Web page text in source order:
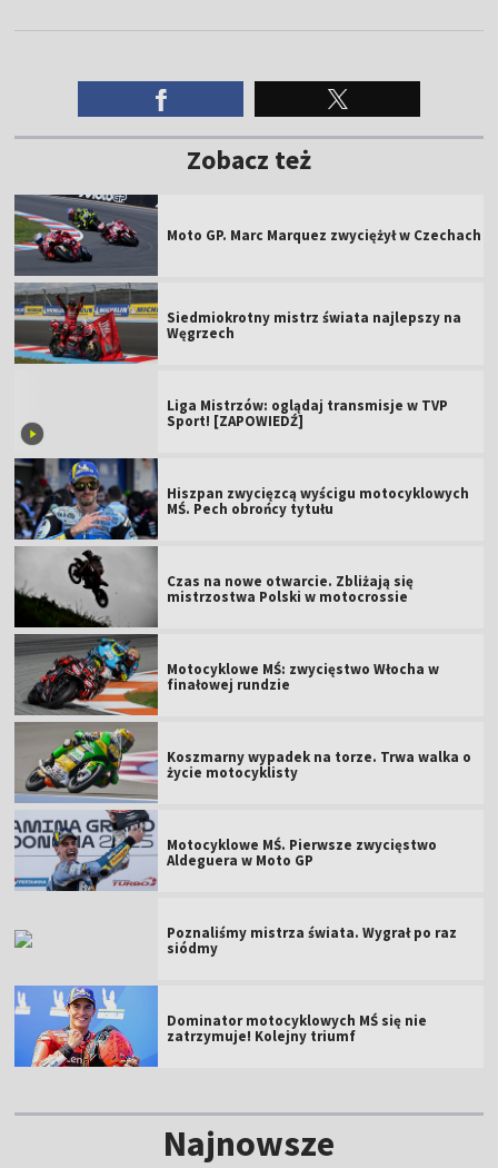
Zobacz też
Moto GP. Marc Marquez zwyciężył w Czechach
Siedmiokrotny mistrz świata najlepszy na
Węgrzech
Liga Mistrzów: oglądaj transmisje w TVP
Sport! [ZAPOWIEDŹ]
Hiszpan zwycięzcą wyścigu motocyklowych
MŚ. Pech obrońcy tytułu
Czas na nowe otwarcie. Zbliżają się
mistrzostwa Polski w motocrossie
Motocyklowe MŚ: zwycięstwo Włocha w
finałowej rundzie
Koszmarny wypadek na torze. Trwa walka o
życie motocyklisty
Motocyklowe MŚ. Pierwsze zwycięstwo
Aldeguera w Moto GP
Poznaliśmy mistrza świata. Wygrał po raz
siódmy
Dominator motocyklowych MŚ się nie
zatrzymuje! Kolejny triumf
Najnowsze